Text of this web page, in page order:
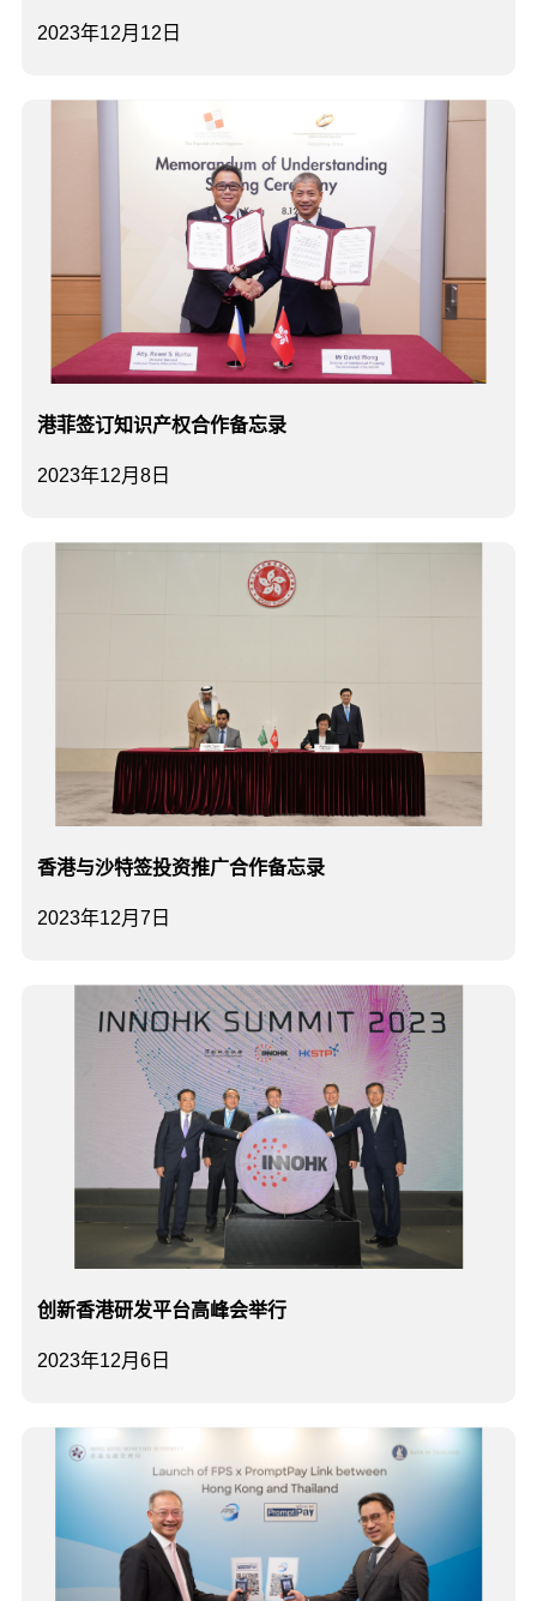
2023年12月12日
2023年12月8日
港菲签订知识产权合作备忘录
2023年12月7日
香港与沙特签投资推广合作备忘录
2023年12月6日
创新香港研发平台高峰会举行